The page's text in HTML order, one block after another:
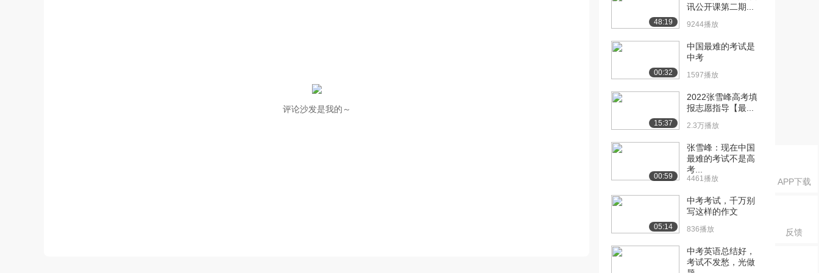
APP下载
反馈
评论沙发是我的～
48:19
讯公开课第二期...
9244播放
00:32
中国最难的考试是
中考
1597播放
15:37
2022张雪峰高考填
报志愿指导【最...
2.3万播放
00:59
张雪峰：现在中国
最难的考试不是高
考...
4461播放
05:14
中考考试，千万别
写这样的作文
836播放
中考英语总结好，
考试不发愁，光做